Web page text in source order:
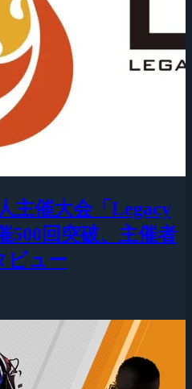
主催大会「Legacy
500回突破、主催者
ビュー